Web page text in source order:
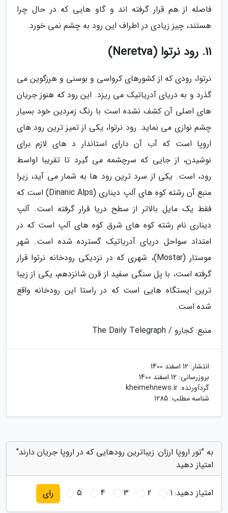
فاصله از هم قرار گرفته اند و گاو هایی که در حال چرا
هستند، چیز زیادی در اطراف این رود به چشم نمی خورد.
11. رود نرتوا (Neretva)
نرتوا، رودی که از کشورهای کرواسی و بوسنی و هرزگوین می
گذرد و به دریای آدریاتیک می ریزد. این رود که هنوز جریان
های اصلی آن کشف نشده است با رنگ زمردین خود بسیار
چشم نوازی می نماید. رود نرتوا، یکی از تمیز ترین رود های
اروپا است که آب آن دارای استاندار د های لازم برای
نوشیدن، از جایی که سرچشمه می گیرد تا تقریبا اواسط
رود، است. یکی از سرد ترین رود ها به شمار می آید، زیرا
منبع آن رشته کوه های آلپ دیناری (Dinanic Alps) است که
فقط یک مایل بالاتر از سطح دریا قرار گرفته است. آلپ
دیناری نام رشته کوه های شرق کوه های آلپ است که در
امتداد سواحل دریای آدریاتیک گسترده شده است. شهر
موستار (Mostar)، شهری که در نزدیکی رودخانه نرتوا قرار
گرفته است، با پل سنگی سفید از قرن شانزدهم، یکی از زیبا
ترین ایستگاه هایی است که در راستا این رودخانه واقع
شده است.
منبع: کجارو / The Daily Telegraph
انتشار: 12 اسفند 1400
بروزرسانی: 12 اسفند 1400
گردآورنده: kheimehnews.ir
شناسه مطلب: 1285
به "تور اروپا ارزان: زیباترین رودهایی که در اروپا جریان دارند"
امتیاز دهید
امتیاز دهید:1
2
3
4
5 رای